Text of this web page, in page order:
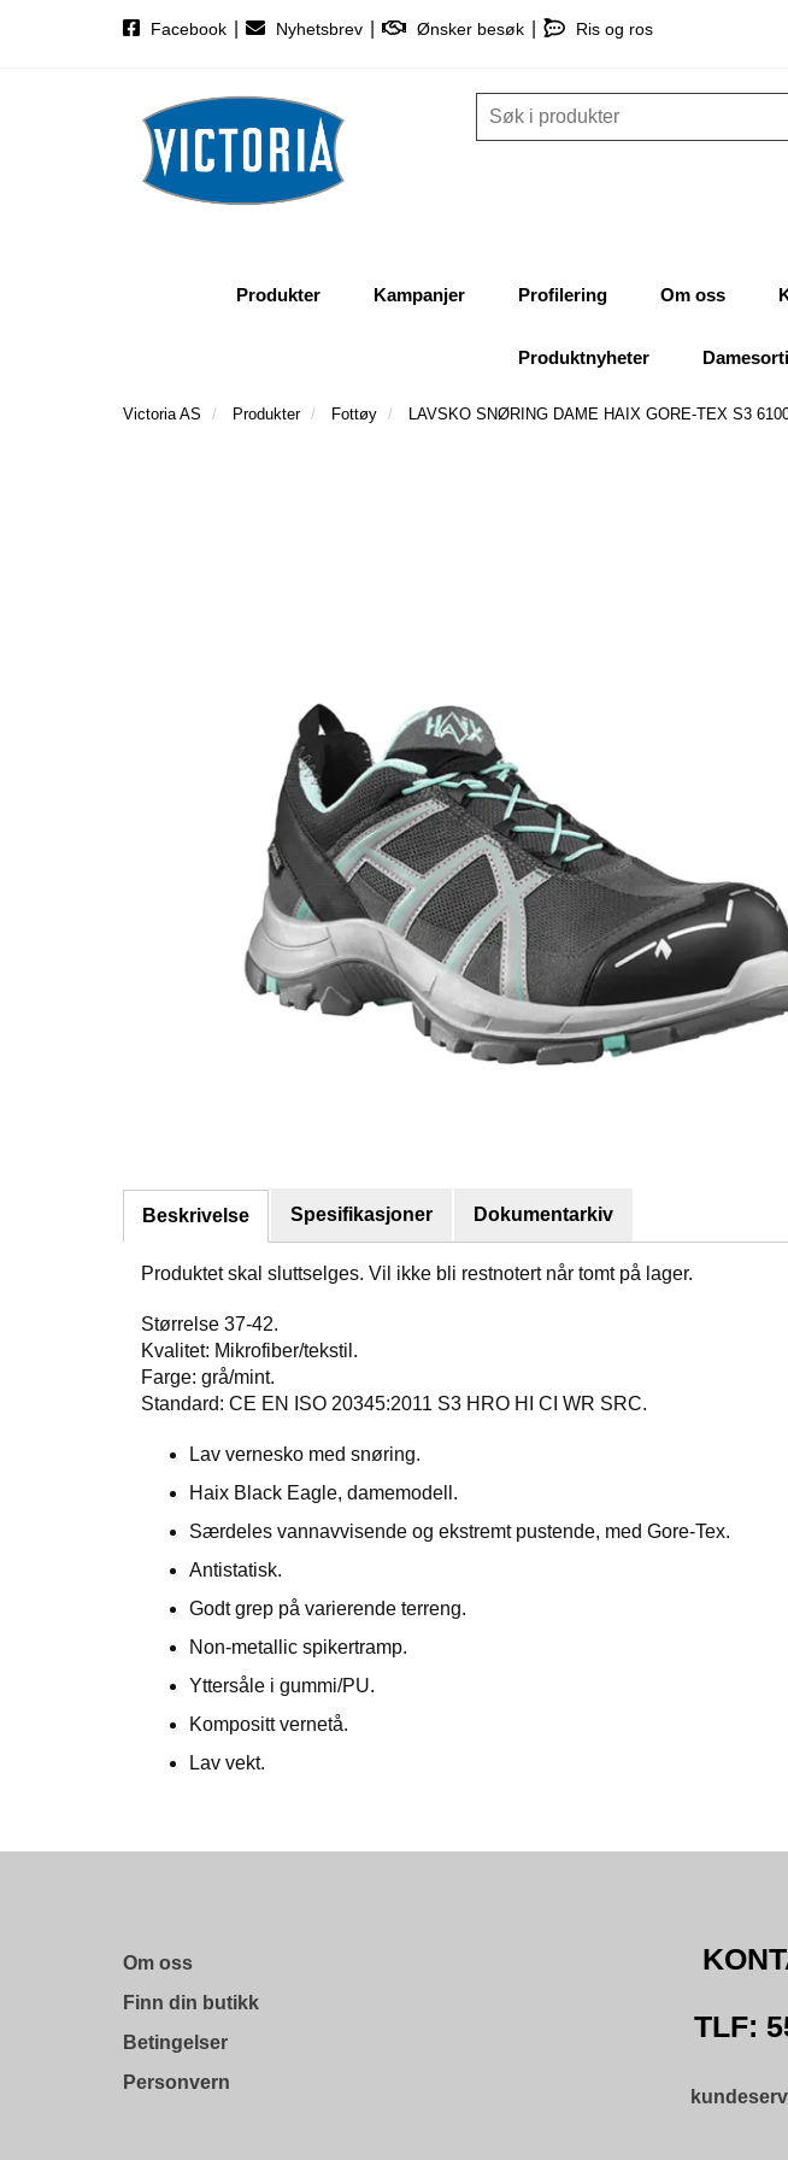
Facebook Nyhetsbrev Ønsker besøk Ris og ros
Produkter Kampanjer Profilering Om oss
Produktnyheter
Victoria AS Produkter Fottøy LAVSKO SNØRING DAME HAIX GORE-TEX S3
Beskrivelse Spesifikasjoner Dokumentarkiv
Produktet skal sluttselges. Vil ikke bli restnotert når tomt på lager.
Størrelse 37-42.
Kvalitet: Mikrofiber/tekstil.
Farge: grå/mint.
Standard: CE EN ISO 20345:2011 S3 HRO HI CI WR SRC.
Lav vernesko med snøring.
Haix Black Eagle, damemodell.
Særdeles vannavvisende og ekstremt pustende, med Gore-Tex.
Antistatisk.
Godt grep på varierende terreng.
Non-metallic spikertramp.
Yttersåle i gummi/PU.
Kompositt vernetå.
Lav vekt.
Om oss
Finn din butikk
Betingelser
Personvern
TLF: